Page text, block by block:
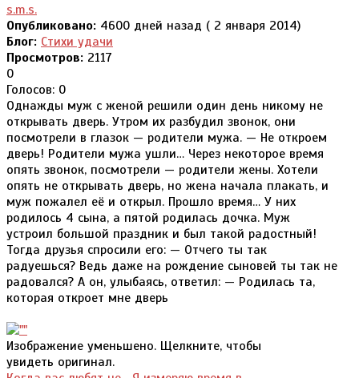
s.m.s.
Опубликовано: 4600 дней назад ( 2 января 2014)
Блог: Стихи удачи
Просмотров: 2117
0
Голосов: 0
Однажды муж с женой решили один день никому не
открывать дверь. Утром их разбудил звонок, они
посмотрели в глазок — родители мужа. — Не откроем
дверь! Родители мужа ушли… Через некоторое время
опять звонок, посмотрели — родители жены. Хотели
опять не открывать дверь, но жена начала плакать, и
муж пожалел её и открыл. Прошло время… У них
родилось 4 сына, а пятой родилась дочка. Муж
устроил большой праздник и был такой радостный!
Тогда друзья спросили его: — Отчего ты так
радуешься? Ведь даже на рождение сыновей ты так не
радовался? А он, улыбаясь, ответил: — Родилась та,
которая откроет мне дверь
Изображение уменьшено. Щелкните, чтобы
увидеть оригинал.